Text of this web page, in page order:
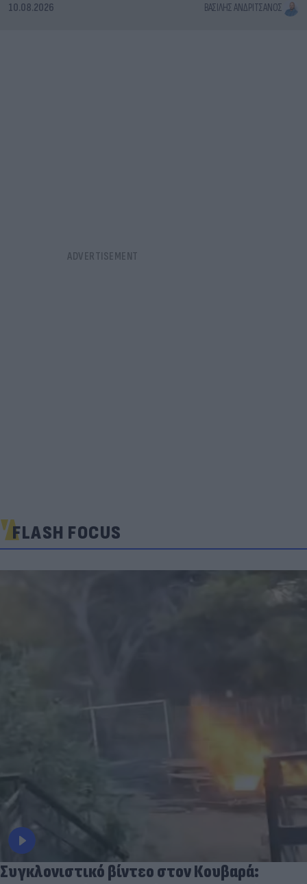
10.08.2026 ΒΑΣΊΛΗΣ ΑΝΔΡΙΤΣΆΝΟΣ
FLASH FOCUS
Συγκλονιστικό βίντεο στον Κουβαρά: